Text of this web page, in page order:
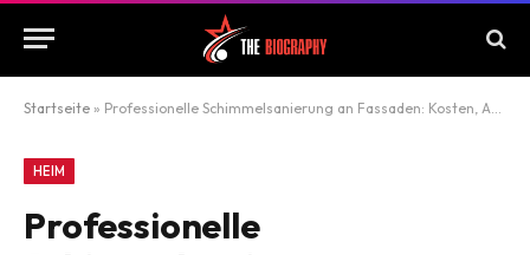
Startseite » Professionelle Schimmelsanierung an Fassaden: Kosten, Ablauf und Versicherung
HEIM
Professionelle